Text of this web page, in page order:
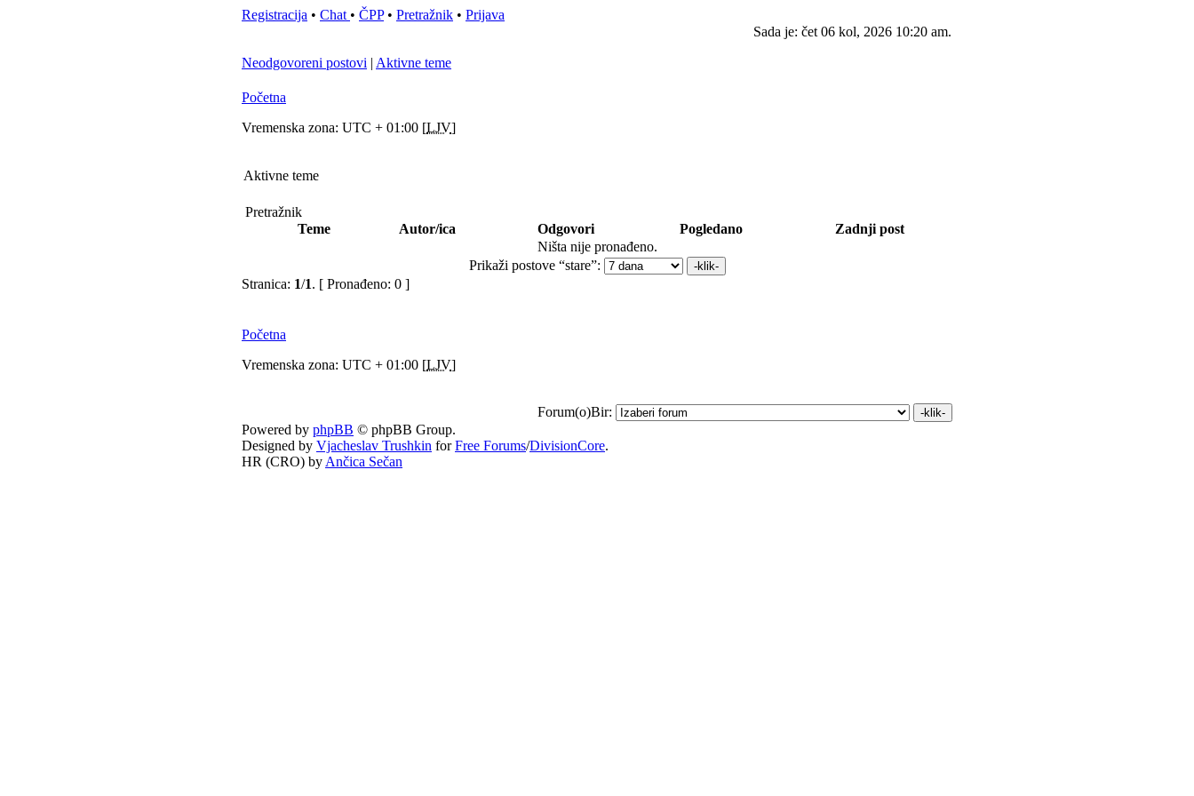
Registracija • Chat • ČPP• Pretražnik • Prijava
Sada je: čet 06 kol, 2026 10:20 am.
Neodgovoreni postovi | Aktivne teme
Početna
Vremenska zona: UTC + 01:00 [LJV]
Aktivne teme
Pretražnik
Teme
Autor/ica Odgovori Pogledano
Zadnji post
Ništa nije pronađeno.
Prikaži postove “stare”:
Stranica: 1/1. [ Pronađeno: 0 ]
Početna
Vremenska zona: UTC + 01:00 [LJV]
Forum(o)Bir:
Powered by phpBB © phpBB Group.
Designed by Vjacheslav Trushkin forFree Forums/DivisionCore.
HR (CRO) by Ančica Sečan